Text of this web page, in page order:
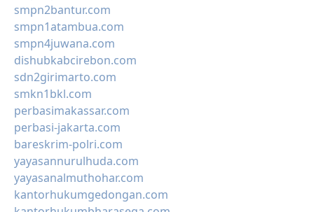
smpn2bantur.com
smpn1atambua.com
smpn4juwana.com
dishubkabcirebon.com
sdn2girimarto.com
smkn1bkl.com
perbasimakassar.com
perbasi-jakarta.com
bareskrim-polri.com
yayasannurulhuda.com
yayasanalmuthohar.com
kantorhukumgedongan.com